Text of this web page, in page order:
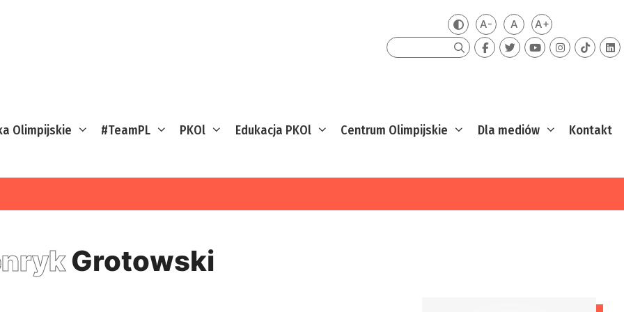
Zmień kontrast
A-Mniejsza czcionka
ADomyślna czcionka
A+Większa
Szukaj
Olimpijskie #TeamPL PKOl Edukacja PKOl Centrum Olimpijskie Dla mediów Kontakt
Grotowski